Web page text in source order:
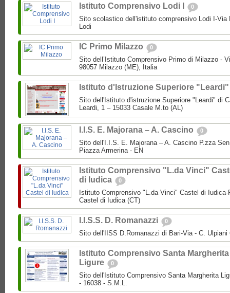
Istituto Comprensivo Lodi I 0
Sito scolastico dell'istituto comprensivo Lodi I-Via
Lodi
IC Primo Milazzo 0
Sito dell’Istituto Comprensivo Primo di Milazzo -
98057 Milazzo (ME), Italia
Istituto d'Istruzione Superiore
Sito dell'Istituto d'istruzione Superiore "Leardi" di
Leardi, 1 – 15033 Casale M.to (AL)
I.I.S. E. Majorana – A. Cascino 0
Sito dell'I.I.S. E. Majorana – A. Cascino P.zza
Piazza Armerina - EN
Istituto Comprensivo "L.da Vinci"
di Iudica
0
Istituto Comprensivo "L.da Vinci" Castel di
Castel di Iudica (CT)
I.I.S.S. D. Romanazzi 0
Sito dell'IISS D.Romanazzi di Bari-Via - C. Ulpiani
Istituto Comprensivo Santa Margherita
Ligure
0
Sito dell'Istituto Comprensivo Santa Margherita
- 16038 - S.M.L.